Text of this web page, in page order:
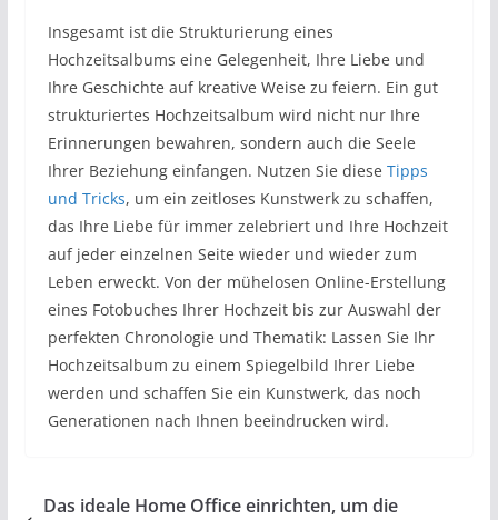
Insgesamt ist die Strukturierung eines
Hochzeitsalbums eine Gelegenheit, Ihre Liebe und
Ihre Geschichte auf kreative Weise zu feiern. Ein gut
strukturiertes Hochzeitsalbum wird nicht nur Ihre
Erinnerungen bewahren, sondern auch die Seele
Ihrer Beziehung einfangen. Nutzen Sie diese Tipps
und Tricks, um ein zeitloses Kunstwerk zu schaffen,
das Ihre Liebe für immer zelebriert und Ihre Hochzeit
auf jeder einzelnen Seite wieder und wieder zum
Leben erweckt. Von der mühelosen Online-Erstellung
eines Fotobuches Ihrer Hochzeit bis zur Auswahl der
perfekten Chronologie und Thematik: Lassen Sie Ihr
Hochzeitsalbum zu einem Spiegelbild Ihrer Liebe
werden und schaffen Sie ein Kunstwerk, das noch
Generationen nach Ihnen beeindrucken wird.
Das ideale Home Office einrichten, um die